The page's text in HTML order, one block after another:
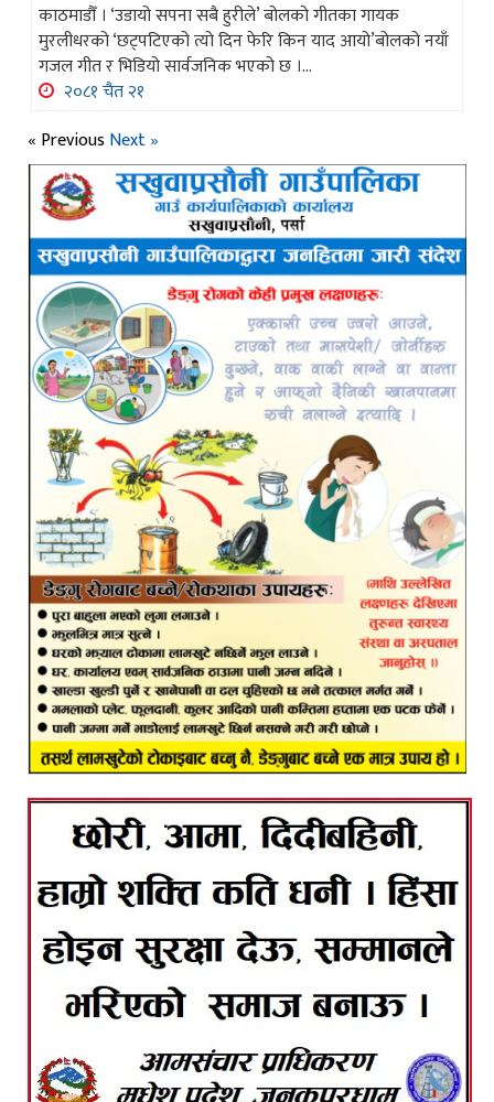
काठमाडौँ । ‘उडायो सपना सबै हुरीले’ बोलको गीतका गायक
मुरलीधरको ‘छट्पटिएको त्यो दिन फेरि किन याद आयो’बोलको नयाँ
गजल गीत र भिडियो सार्वजनिक भएको छ ।...
२०८१ चैत २१
« Previous Next »